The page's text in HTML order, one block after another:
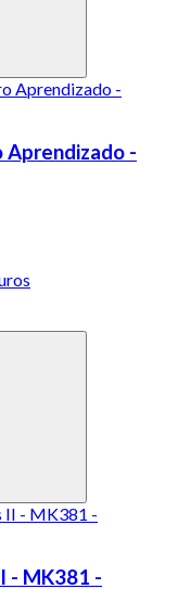
Aprendizado -
- MK381 -